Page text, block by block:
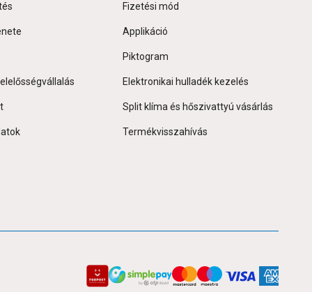
Fizetési mód
Applikáció
Piktogram
Elektronikai hulladék kezelés
Split klíma és hőszivattyú vásárlás
Termékvisszahívás